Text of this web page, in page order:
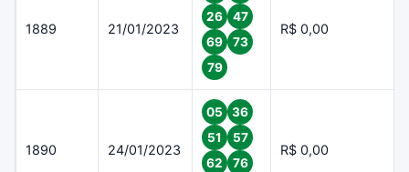
1889 21/01/2023
26
47
69
73
79
R$ 0,00
1890 24/01/2023
05
36
51
57
62
76
R$ 0,00